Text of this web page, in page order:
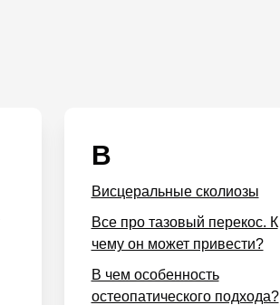
В
Висцеральные сколиозы
Все про тазовый перекос. К
чему он может привести?
В чем особенность
остеопатического подхода?